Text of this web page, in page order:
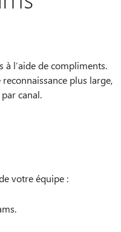
à l’aide de compliments.
plus large,
canal.
votre équipe :